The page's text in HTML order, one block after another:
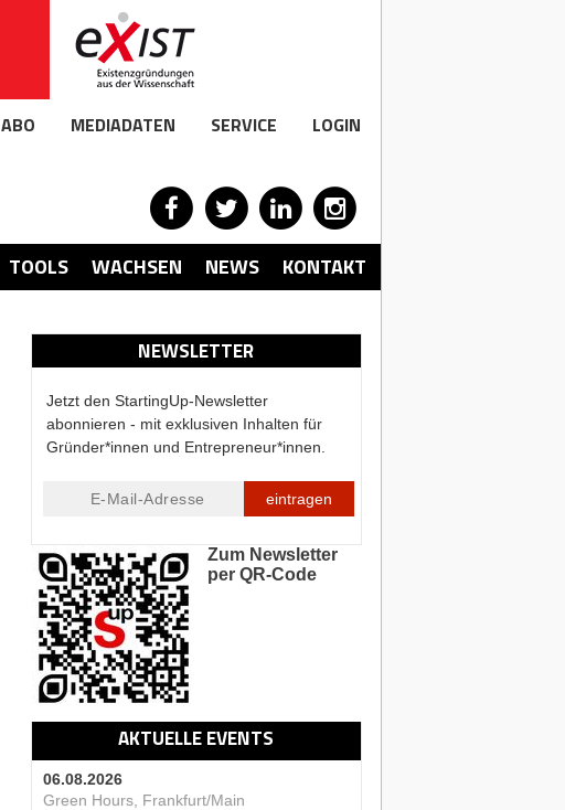
ABO MEDIADATEN SERVICE LOGIN
TOOLS WACHSEN NEWS KONTAKT
NEWSLETTER
Jetzt den StartingUp-Newsletter
abonnieren - mit exklusiven Inhalten für
Gründer*innen und Entrepreneur*innen.
eintragen
Zum Newsletter
per QR-Code
AKTUELLE EVENTS
06.08.2026
Green Hours, Frankfurt/Main